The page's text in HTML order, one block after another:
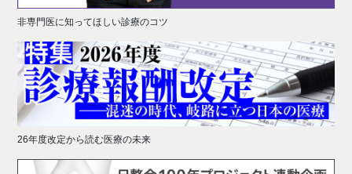
非専門医に知ってほしい診療のコツ
26年度改定から読む医療の未来